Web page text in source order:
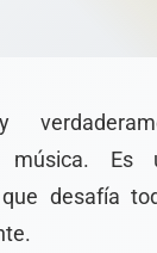
música. Es
desafía